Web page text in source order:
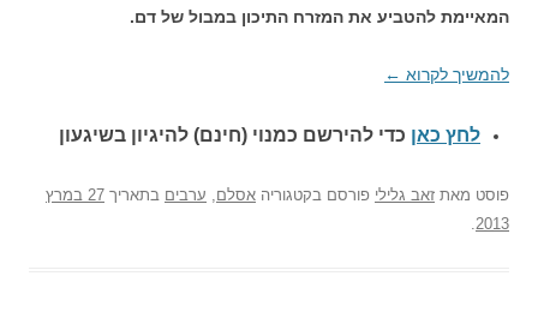
המאיימת להטביע את המזרח התיכון במבול של דם.
להמשיך לקרוא ←
לחץ כאן כדי להירשם כמנוי (חינם) להיגיון בשיגעון
פוסט מאת זאב גלילי פורסם בקטגוריה אסלם, ערבים בתאריך
27 במרץ
2013
.